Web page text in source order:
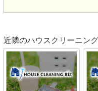
近隣のハウスクリーニン